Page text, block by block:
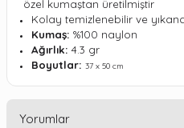
özel kumaştan üretilmiştir
Kolay temizlenebilir ve
Kumaş: %100 naylon
Ağırlık: 4.3 gr
Boyutlar:37 x 50 cm
Yorumlar